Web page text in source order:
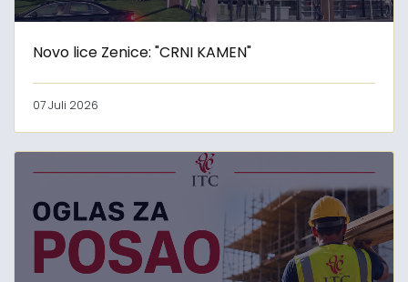
Novo lice Zenice: "CRNI KAMEN"
07 Juli 2026